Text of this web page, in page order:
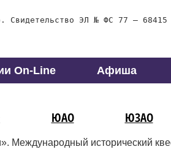
Свидетельство ЭЛ № ФС 77 – 68415
On-Line Афиша
ЮАО ЮЗАО
Международный исторический